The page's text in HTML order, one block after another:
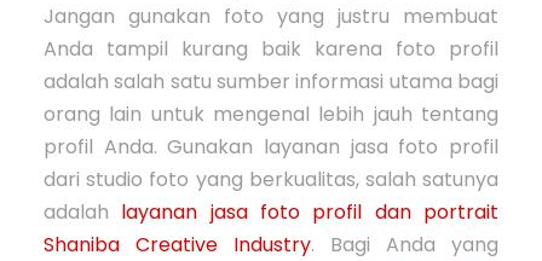
Jangan gunakan foto yang justru membuat
Anda tampil kurang baik karena foto profil
adalah salah satu sumber informasi utama bagi
orang lain untuk mengenal lebih jauh tentang
profil Anda. Gunakan layanan jasa foto profil
dari studio foto yang berkualitas, salah satunya
adalah layanan jasa foto profil dan portrait
Shaniba Creative Industry. Bagi Anda yang